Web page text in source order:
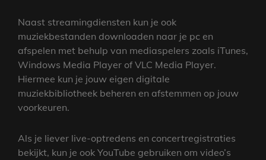
Naast streamingdiensten kun je ook
muziekbestanden downloaden naar je pc en
afspelen met behulp van mediaspelers zoals iTunes,
Windows Media Player of VLC Media Player.
Hiermee kun je jouw eigen digitale
muziekbibliotheek beheren en afstemmen op jouw
voorkeuren.
Als je liever live-optredens en concertregistraties
bekijkt, kun je ook YouTube gebruiken om video’s